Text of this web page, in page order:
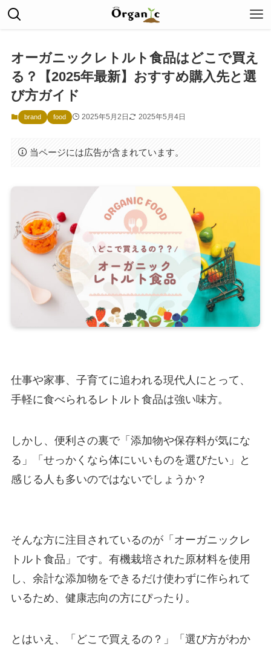
オーガニックレトルト食品はどこで買え
る？【2025年最新】おすすめ購入先と選
び方ガイド
brand food 2025年5月2日 2025年5月4日
当ページには広告が含まれています。
仕事や家事、子育てに追われる現代人にとって、
手軽に食べられるレトルト食品は強い味方。
しかし、便利さの裏で「添加物や保存料が気にな
る」「せっかくなら体にいいものを選びたい」と
感じる人も多いのではないでしょうか？
そんな方に注目されているのが「オーガニックレ
トルト食品」です。有機栽培された原材料を使用
し、余計な添加物をできるだけ使わずに作られて
いるため、健康志向の方にぴったり。
とはいえ、「どこで買えるの？」「選び方がわか